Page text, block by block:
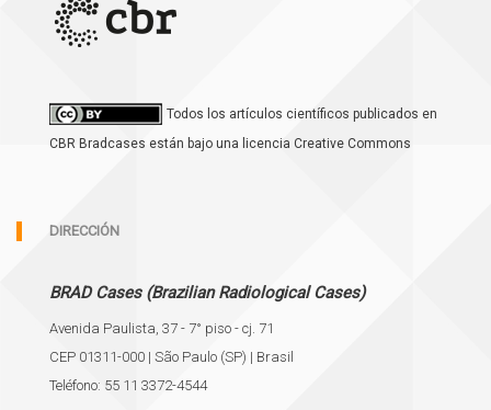
Todos los artículos científicos publicados en
CBR Bradcases están bajo una licencia Creative Commons
DIRECCIÓN
BRAD Cases (Brazilian Radiological Cases)
Avenida Paulista, 37 - 7° piso - cj. 71
CEP 01311-000 | São Paulo (SP) | Brasil
Teléfono: 55 11 3372-4544